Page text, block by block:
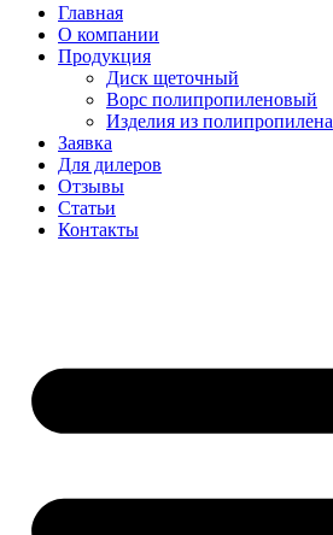
Главная
О компании
Продукция
Диск щеточный
Ворс полипропиленовый
Изделия из полипропилена
Заявка
Для дилеров
Отзывы
Статьи
Контакты